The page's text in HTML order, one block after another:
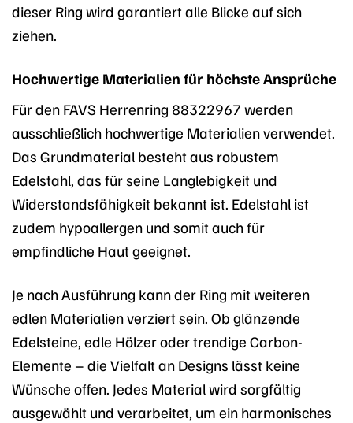
dieser Ring wird garantiert alle Blicke auf sich
ziehen.
Hochwertige Materialien für höchste Ansprüche
Für den FAVS Herrenring 88322967 werden
ausschließlich hochwertige Materialien verwendet.
Das Grundmaterial besteht aus robustem
Edelstahl, das für seine Langlebigkeit und
Widerstandsfähigkeit bekannt ist. Edelstahl ist
zudem hypoallergen und somit auch für
empfindliche Haut geeignet.
Je nach Ausführung kann der Ring mit weiteren
edlen Materialien verziert sein. Ob glänzende
Edelsteine, edle Hölzer oder trendige Carbon-
Elemente – die Vielfalt an Designs lässt keine
Wünsche offen. Jedes Material wird sorgfältig
ausgewählt und verarbeitet, um ein harmonisches